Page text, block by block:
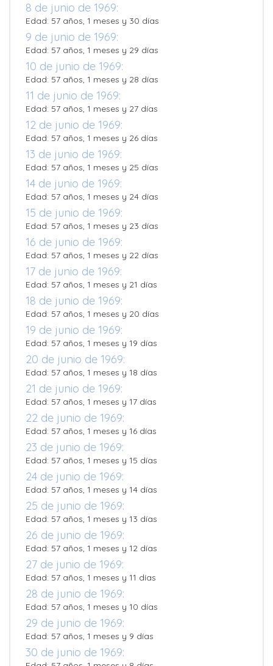
8 de junio de 1969:
Edad: 57 años, 1 meses y 30 días
9 de junio de 1969:
Edad: 57 años, 1 meses y 29 días
10 de junio de 1969:
Edad: 57 años, 1 meses y 28 días
11 de junio de 1969:
Edad: 57 años, 1 meses y 27 días
12 de junio de 1969:
Edad: 57 años, 1 meses y 26 días
13 de junio de 1969:
Edad: 57 años, 1 meses y 25 días
14 de junio de 1969:
Edad: 57 años, 1 meses y 24 días
15 de junio de 1969:
Edad: 57 años, 1 meses y 23 días
16 de junio de 1969:
Edad: 57 años, 1 meses y 22 días
17 de junio de 1969:
Edad: 57 años, 1 meses y 21 días
18 de junio de 1969:
Edad: 57 años, 1 meses y 20 días
19 de junio de 1969:
Edad: 57 años, 1 meses y 19 días
20 de junio de 1969:
Edad: 57 años, 1 meses y 18 días
21 de junio de 1969:
Edad: 57 años, 1 meses y 17 días
22 de junio de 1969:
Edad: 57 años, 1 meses y 16 días
23 de junio de 1969:
Edad: 57 años, 1 meses y 15 días
24 de junio de 1969:
Edad: 57 años, 1 meses y 14 días
25 de junio de 1969:
Edad: 57 años, 1 meses y 13 días
26 de junio de 1969:
Edad: 57 años, 1 meses y 12 días
27 de junio de 1969:
Edad: 57 años, 1 meses y 11 días
28 de junio de 1969:
Edad: 57 años, 1 meses y 10 días
29 de junio de 1969:
Edad: 57 años, 1 meses y 9 días
30 de junio de 1969: